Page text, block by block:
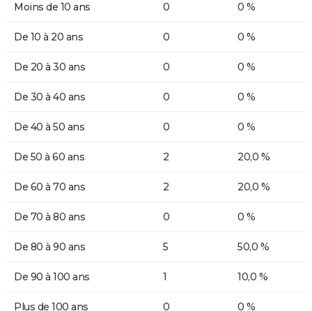
Moins de 10 ans 0 0 %
De 10 à 20 ans 0 0 %
De 20 à 30 ans 0 0 %
De 30 à 40 ans 0 0 %
De 40 à 50 ans 0 0 %
De 50 à 60 ans 2 20,0 %
De 60 à 70 ans 2 20,0 %
De 70 à 80 ans 0 0 %
De 80 à 90 ans 5 50,0 %
De 90 à 100 ans 1 10,0 %
Plus de 100 ans 0 0 %